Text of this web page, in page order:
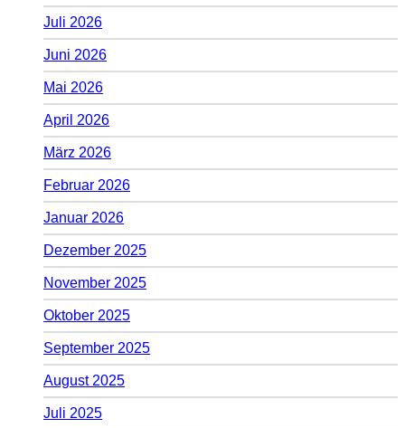
Juli 2026
Juni 2026
Mai 2026
April 2026
März 2026
Februar 2026
Januar 2026
Dezember 2025
November 2025
Oktober 2025
September 2025
August 2025
Juli 2025